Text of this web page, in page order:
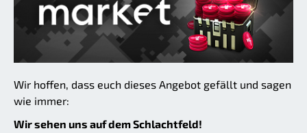
Wir hoffen, dass euch dieses Angebot gefällt und sagen
wie immer:
Wir sehen uns auf dem Schlachtfeld!